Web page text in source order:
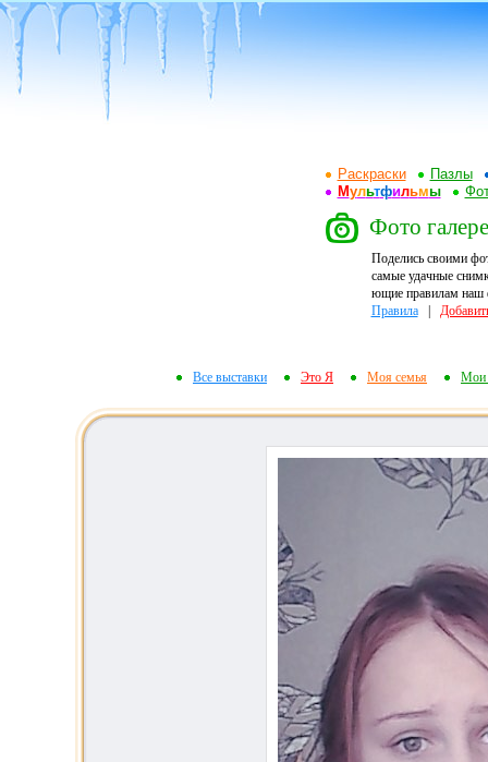
Раскраски
Пазлы
Мультфильмы
Фото
Поделись своими
самые удачные
ющие правилам наш
Правила|
Все выставки Это Я Моя семья Мои